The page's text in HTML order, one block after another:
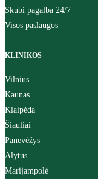
Skubi pagalba 24/7
Visos paslaugos
KLINIKOS
Vilnius
Kaunas
Klaipėda
Šiauliai
Panevėžys
Alytus
Marijampolė